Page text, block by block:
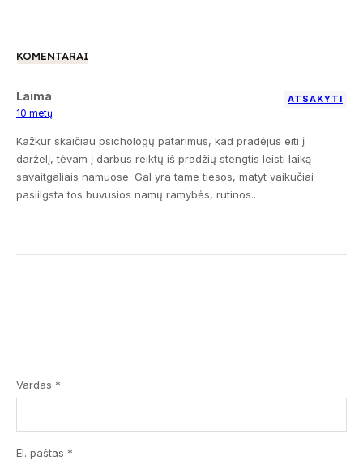
KOMENTARAI
Laima
10 metų
ATSAKYTI
Kažkur skaičiau psichologų patarimus, kad pradėjus eiti į
darželį, tėvam į darbus reiktų iš pradžių stengtis leisti laiką
savaitgaliais namuose. Gal yra tame tiesos, matyt vaikučiai
pasiilgsta tos buvusios namų ramybės, rutinos..
Vardas *
El. paštas *